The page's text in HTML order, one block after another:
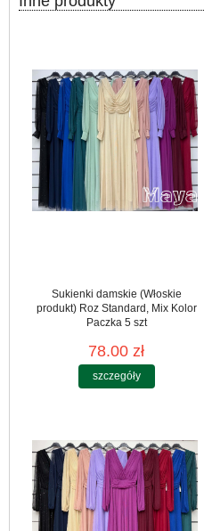
Sukienki damskie (Włoskie
produkt) Roz Standard, Mix Kolor
Paczka 5 szt
78.00 zł
szczegóły